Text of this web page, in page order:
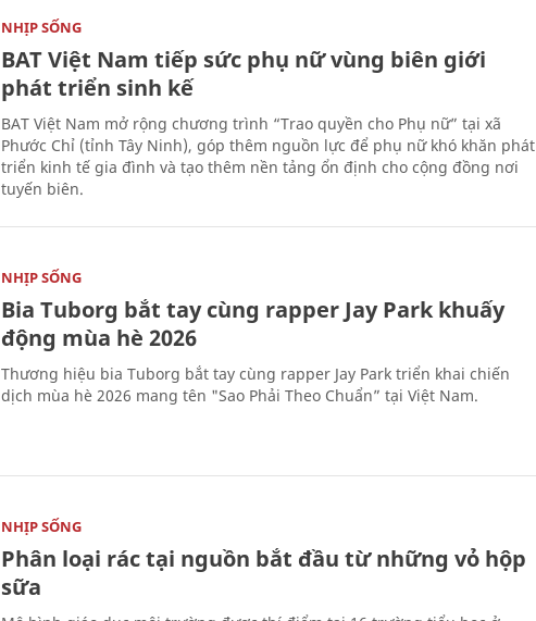
NHỊP SỐNG
BAT Việt Nam tiếp sức phụ nữ vùng biên giới
phát triển sinh kế
BAT Việt Nam mở rộng chương trình “Trao quyền cho Phụ nữ” tại xã
Phước Chỉ (tỉnh Tây Ninh), góp thêm nguồn lực để phụ nữ khó khăn phát
triển kinh tế gia đình và tạo thêm nền tảng ổn định cho cộng đồng nơi
tuyến biên.
NHỊP SỐNG
Bia Tuborg bắt tay cùng rapper Jay Park khuấy
động mùa hè 2026
Thương hiệu bia Tuborg bắt tay cùng rapper Jay Park triển khai chiến
dịch mùa hè 2026 mang tên "Sao Phải Theo Chuẩn” tại Việt Nam.
NHỊP SỐNG
Phân loại rác tại nguồn bắt đầu từ những vỏ hộp
sữa